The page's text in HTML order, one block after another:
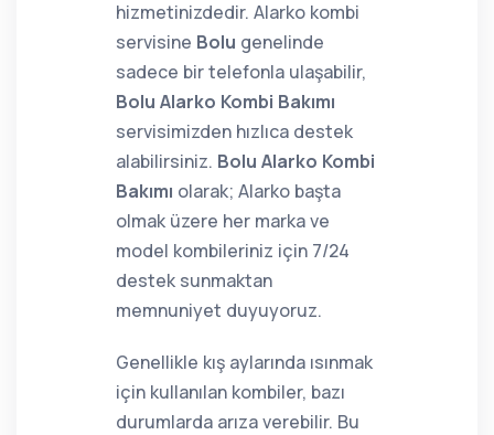
hizmetinizdedir. Alarko kombi
servisine Bolu genelinde
sadece bir telefonla ulaşabilir,
Bolu Alarko Kombi Bakımı
servisimizden hızlıca destek
alabilirsiniz. Bolu Alarko Kombi
Bakımı olarak; Alarko başta
olmak üzere her marka ve
model kombileriniz için 7/24
destek sunmaktan
memnuniyet duyuyoruz.
Genellikle kış aylarında ısınmak
için kullanılan kombiler, bazı
durumlarda arıza verebilir. Bu